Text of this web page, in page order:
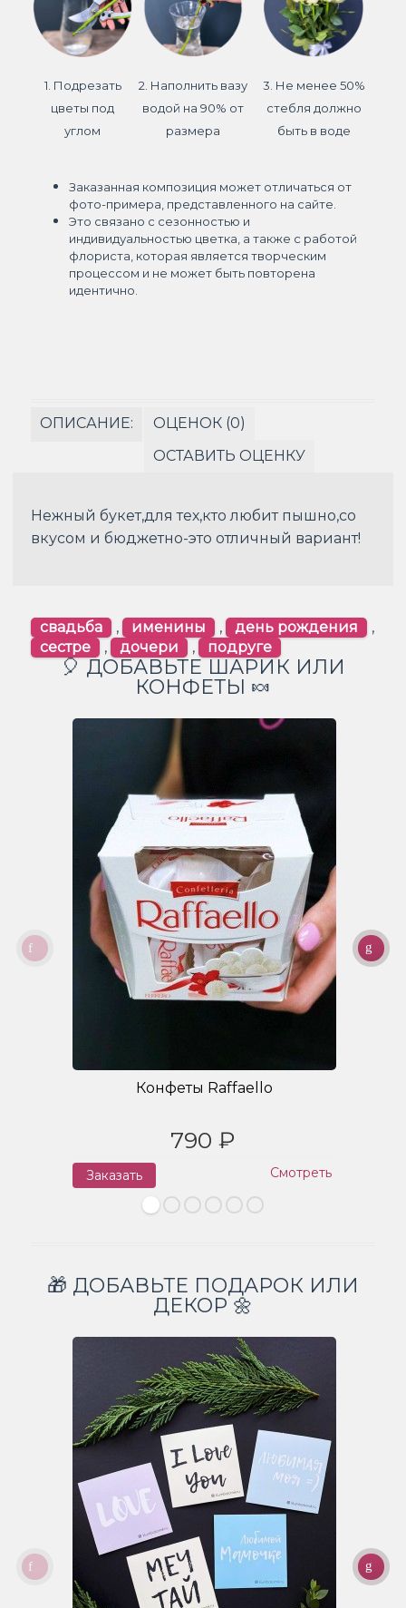
1. Подрезать
цветы под
углом
2. Наполнить вазу
водой на 90% от
размера
3. Не менее 50%
стебля должно
быть в воде
Заказанная композиция может отличаться от
фото-примера, представленного на сайте.
Это связано с сезонностью и
индивидуальностью цветка, а также с работой
флориста, которая является творческим
процессом и не может быть повторена
идентично.
ОПИСАНИЕ:
ОЦЕНОК (0)
ОСТАВИТЬ ОЦЕНКУ
Нежный букет,для тех,кто любит пышно,со
вкусом и бюджетно-это отличный вариант!
свадьба , именины , день рождения
,
сестре
, дочери , подруге
🎈 ДОБАВЬТЕ ШАРИК ИЛИ
КОНФЕТЫ 🍬
Конфеты Raffaello
790 ₽
Заказать Смотреть
🎁 ДОБАВЬТЕ ПОДАРОК ИЛИ
ДЕКОР 🌼